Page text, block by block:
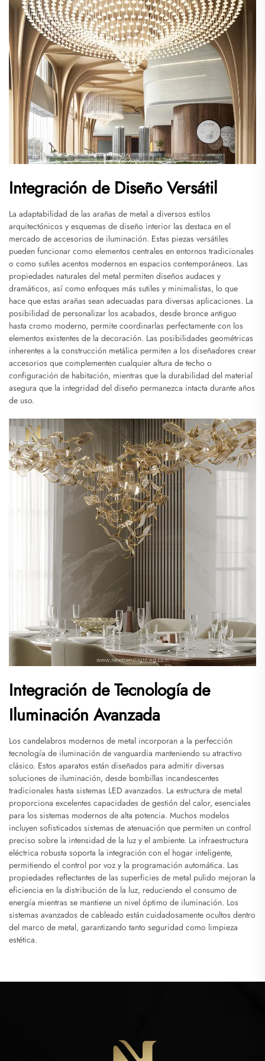
Integración de Diseño Versátil
La adaptabilidad de las arañas de metal a diversos estilos
arquitectónicos y esquemas de diseño interior las destaca en el
mercado de accesorios de iluminación. Estas piezas versátiles
pueden funcionar como elementos centrales en entornos tradicionales
o como sutiles acentos modernos en espacios contemporáneos. Las
propiedades naturales del metal permiten diseños audaces y
dramáticos, así como enfoques más sutiles y minimalistas, lo que
hace que estas arañas sean adecuadas para diversas aplicaciones. La
posibilidad de personalizar los acabados, desde bronce antiguo
hasta cromo moderno, permite coordinarlas perfectamente con los
elementos existentes de la decoración. Las posibilidades geométricas
inherentes a la construcción metálica permiten a los diseñadores crear
accesorios que complementen cualquier altura de techo o
configuración de habitación, mientras que la durabilidad del material
asegura que la integridad del diseño permanezca intacta durante años
de uso.
Integración de Tecnología de
Iluminación Avanzada
Los candelabros modernos de metal incorporan a la perfección
tecnología de iluminación de vanguardia manteniendo su atractivo
clásico. Estos aparatos están diseñados para admitir diversas
soluciones de iluminación, desde bombillas incandescentes
tradicionales hasta sistemas LED avanzados. La estructura de metal
proporciona excelentes capacidades de gestión del calor, esenciales
para los sistemas modernos de alta potencia. Muchos modelos
incluyen sofisticados sistemas de atenuación que permiten un control
preciso sobre la intensidad de la luz y el ambiente. La infraestructura
eléctrica robusta soporta la integración con el hogar inteligente,
permitiendo el control por voz y la programación automática. Las
propiedades reflectantes de las superficies de metal pulido mejoran la
eficiencia en la distribución de la luz, reduciendo el consumo de
energía mientras se mantiene un nivel óptimo de iluminación. Los
sistemas avanzados de cableado están cuidadosamente ocultos dentro
del marco de metal, garantizando tanto seguridad como limpieza
estética.